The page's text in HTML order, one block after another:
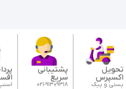
تحویل
اکسپرس
پستی و پیک
پشتیبانی
سریع
021-91309318